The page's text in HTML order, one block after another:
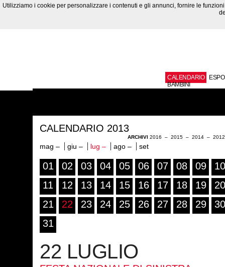
CALENDARIO
BAMBINI
CALENDARIO 2013
ARCHIVI 2016 – 2015 – 2014 –
mag – giu – lug – ago – set
01 02 03 04 05 06 07 08 09
10
11
12 13 14 15 16 17 18 19
20
21
22 23 24 25 26 27 28 29
30
31
22 LUGLIO
Utilizziamo i cookie per personalizzare i contenuti e gli annunci, fornire le